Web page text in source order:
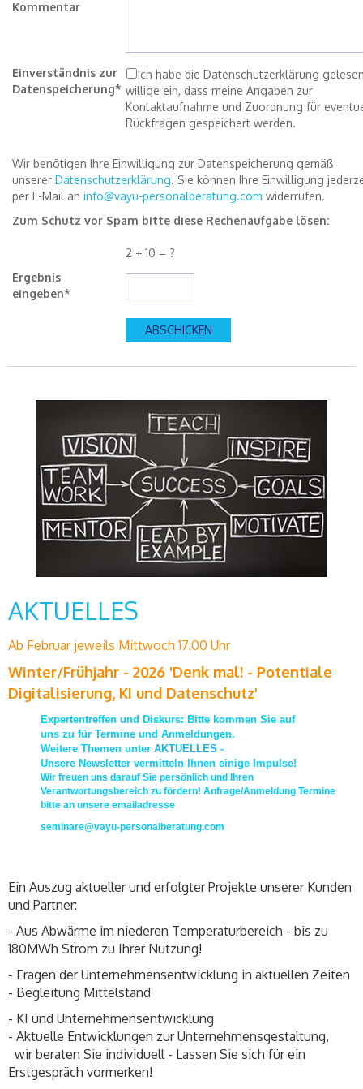
Kommentar
Einverständnis zur
Datenspeicherung*
Ich habe die Datenschutzerklärung
willige ein, dass meine Angaben zur
Kontaktaufnahme und Zuordnung für
Rückfragen gespeichert werden.
Wir benötigen Ihre Einwilligung zur Datenspeicherung gemäß
unserer Datenschutzerklärung. Sie können Ihre Einwilligung
per E-Mail an info@vayu-personalberatung.com widerrufen.
Zum Schutz vor Spam bitte diese Rechenaufgabe lösen:
2 + 10 = ?
Ergebnis
eingeben*
AKTUELLES
Ab Februar jeweils Mittwoch 17:00 Uhr
Winter/Frühjahr - 2026 'Denk mal! - Potentiale
Digitalisierung, KI und Datenschutz'
Expertentreffen und Diskurs: Bitte kommen Sie auf
uns zu für Termine und Anmeldungen.
Weitere Themen unter AKTUELLES -
Unsere Newsletter vermitteln Ihnen einige Impulse!
Wir freuen uns darauf Sie persönlich und Ihren
Verantwortungsbereich zu fördern! Anfrage/Anmeldung Termine
bitte an unsere emailadresse
seminare@vayu-personalberatung.com
Ein Auszug aktueller und erfolgter Projekte unserer Kunden
und Partner:
- Aus Abwärme im niederen Temperaturbereich - bis zu
180MWh Strom zu Ihrer Nutzung!
- Fragen der Unternehmensentwicklung in aktuellen Zeiten
- Begleitung Mittelstand
- KI und Unternehmensentwicklung
- Aktuelle Entwicklungen zur Unternehmensgestaltung,
wir beraten Sie individuell - Lassen Sie sich für ein
Erstgespräch vormerken!